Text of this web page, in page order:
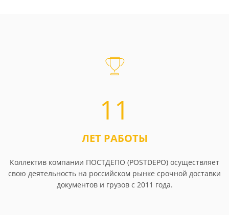
11
ЛЕТ РАБОТЫ
Коллектив компании ПОСТДЕПО (POSTDEPO) осуществляет
свою деятельность на российском рынке срочной доставки
документов и грузов с 2011 года.